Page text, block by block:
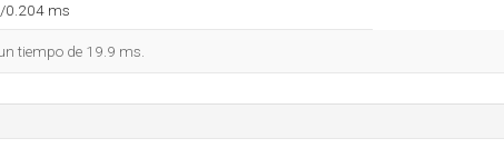
ms
tiempo de 19.9 ms.